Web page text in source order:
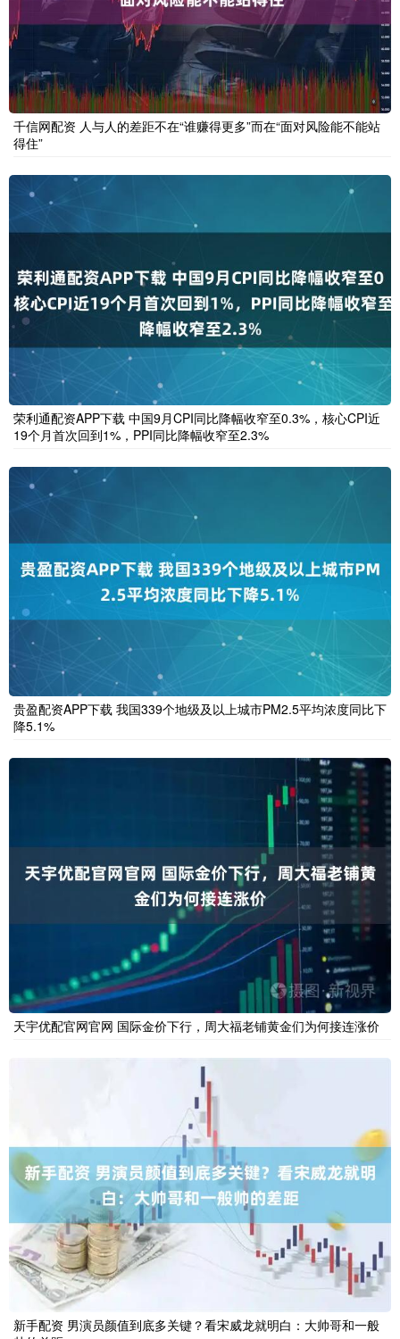
千信网配资 人与人的差距不在“谁赚得更多”而在“面对风险能不能站
得住”
荣利通配资APP下载 中国9月CPI同比降幅收窄至0.3%，核心CPI近
19个月首次回到1%，PPI同比降幅收窄至2.3%
贵盈配资APP下载 我国339个地级及以上城市PM2.5平均浓度同比下
降5.1%
天宇优配官网官网 国际金价下行，周大福老铺黄金们为何接连涨价
新手配资 男演员颜值到底多关键？看宋威龙就明白：大帅哥和一般